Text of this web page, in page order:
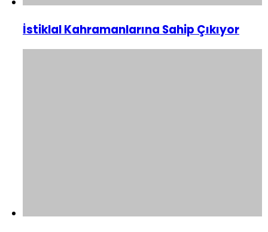
İstiklal Kahramanlarına Sahip Çıkıyor